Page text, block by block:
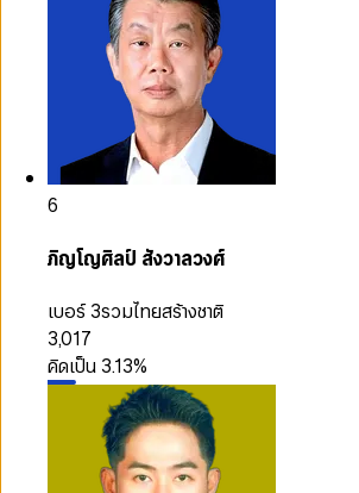
6
ภิญโญศิลป์ สังวาลวงศ์
เบอร์ 3รวมไทยสร้างชาติ
3,017
คิดเป็น 3.13%